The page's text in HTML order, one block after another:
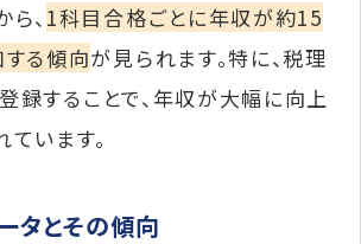
、 1科目合格ごとに年収が約15
る傾向が見られます。​特に、税理
録することで、年収が大幅に向上
います。
タとその傾向